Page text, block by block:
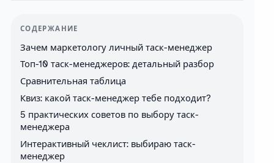
СОДЕРЖАНИЕ
Зачем маркетологу личный таск-менеджер
Топ-10 таск-менеджеров: детальный разбор
Сравнительная таблица
Квиз: какой таск-менеджер тебе подходит?
5 практических советов по выбору таск-
менеджера
Интерактивный чеклист: выбираю таск-
менеджер